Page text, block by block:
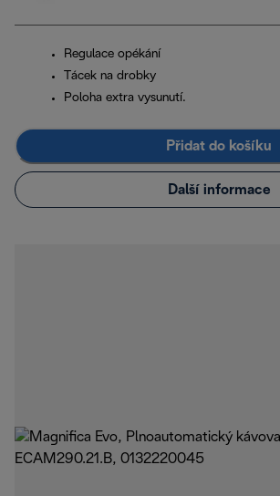
Regulace opékání
Tácek na drobky
Poloha extra vysunutí.
Přidat do košíku
Další informace